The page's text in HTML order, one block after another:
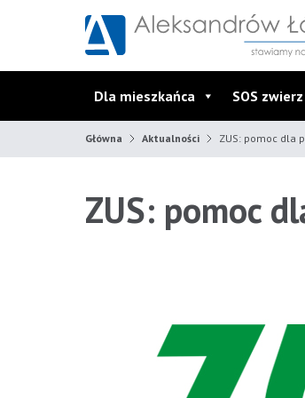
Dla mieszkańca SOS zwierz
Główna Aktualności ZUS: pomoc dla
ZUS: pomoc